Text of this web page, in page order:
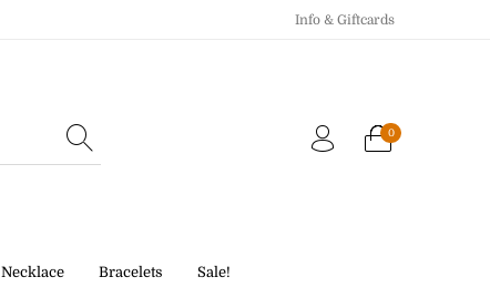
Info & Giftcards
0
Necklace Bracelets Sale!